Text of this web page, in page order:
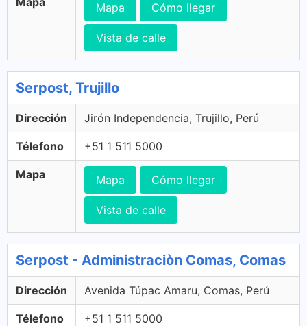
Mapa Cómo llegar
Vista de calle
Serpost, Trujillo
Dirección Jirón Independencia, Trujillo, Perú
Télefono +51 1 511 5000
Mapa Mapa Cómo llegar
Vista de calle
Serpost - Administraciòn Comas, Comas
Dirección Avenida Túpac Amaru, Comas, Perú
Télefono +51 1 511 5000